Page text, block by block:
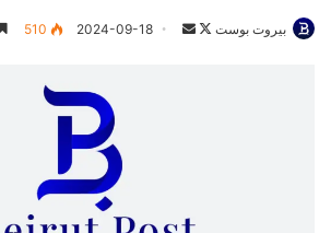
بيروت بوست
تابعأرسل 2024-09-18
510